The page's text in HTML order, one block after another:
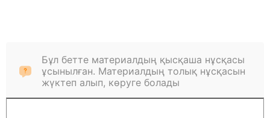
Бұл бетте материалдың қысқаша нұсқасы
ұсынылған. Материалдың толық нұсқасын
жүктеп алып, көруге болады